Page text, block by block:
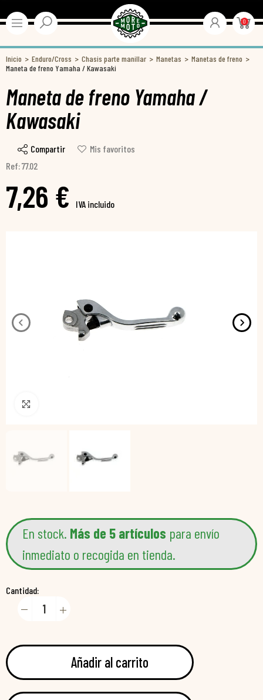
0
Inicio Enduro/Cross Chasis parte manillar Manetas
Manetas de freno
Maneta de freno Yamaha / Kawasaki
Maneta de freno Yamaha /
Kawasaki
Compartir
Mis favoritos
Ref: 77.02
7,26 € IVA incluido
En stock. Más de 5 artículos para envío
inmediato o recogida en tienda.
Cantidad:
Añadir al carrito